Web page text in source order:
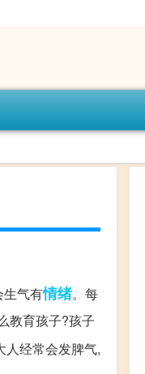
生气有情绪。每
教育孩子?孩子
人经常会发脾气,